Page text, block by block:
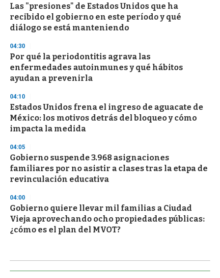
Las "presiones" de Estados Unidos que ha
recibido el gobierno en este período y qué
diálogo se está manteniendo
04:30
Por qué la periodontitis agrava las
enfermedades autoinmunes y qué hábitos
ayudan a prevenirla
04:10
Estados Unidos frena el ingreso de aguacate de
México: los motivos detrás del bloqueo y cómo
impacta la medida
04:05
Gobierno suspende 3.968 asignaciones
familiares por no asistir a clases tras la etapa de
revinculación educativa
04:00
Gobierno quiere llevar mil familias a Ciudad
Vieja aprovechando ocho propiedades públicas:
¿cómo es el plan del MVOT?